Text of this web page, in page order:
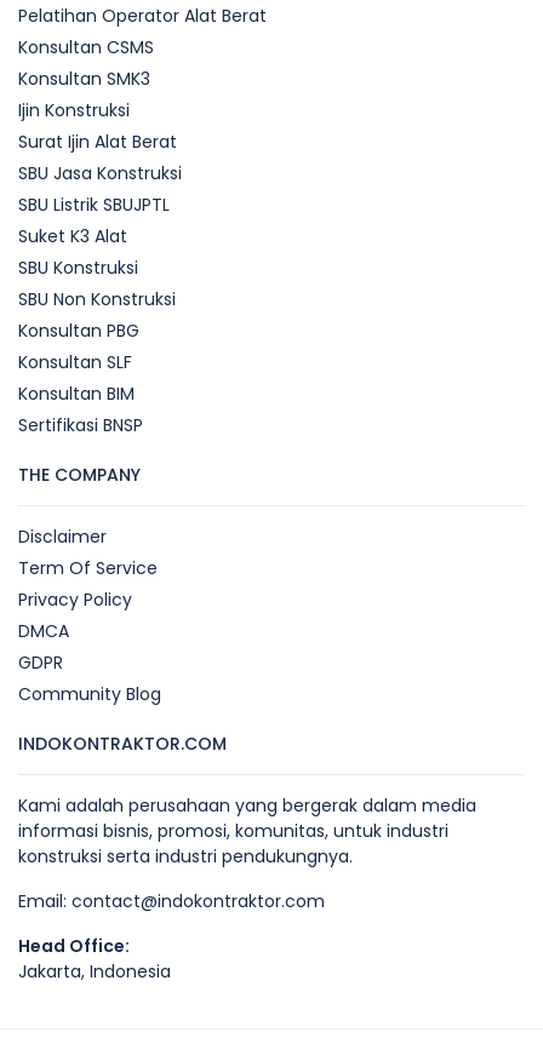
Pelatihan Operator Alat Berat
Konsultan CSMS
Konsultan SMK3
Ijin Konstruksi
Surat Ijin Alat Berat
SBU Jasa Konstruksi
SBU Listrik SBUJPTL
Suket K3 Alat
SBU Konstruksi
SBU Non Konstruksi
Konsultan PBG
Konsultan SLF
Konsultan BIM
Sertifikasi BNSP
THE COMPANY
Disclaimer
Term Of Service
Privacy Policy
DMCA
GDPR
Community Blog
INDOKONTRAKTOR.COM
Kami adalah perusahaan yang bergerak dalam media
informasi bisnis, promosi, komunitas, untuk industri
konstruksi serta industri pendukungnya.
Email: contact@indokontraktor.com
Head Office:
Jakarta, Indonesia